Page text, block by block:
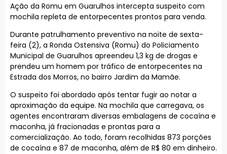
Ação da Romu em Guarulhos intercepta suspeito com
mochila repleta de entorpecentes prontos para venda.
Durante patrulhamento preventivo na noite de sexta-
feira (2), a Ronda Ostensiva (Romu) do Policiamento
Municipal de Guarulhos apreendeu 1,3 kg de drogas e
prendeu um homem por tráfico de entorpecentes na
Estrada dos Morros, no bairro Jardim da Mamãe.
O suspeito foi abordado após tentar fugir ao notar a
aproximação da equipe. Na mochila que carregava, os
agentes encontraram diversas embalagens de cocaína e
maconha, já fracionadas e prontas para a
comercialização. Ao todo, foram recolhidas 873 porções
de cocaína e 87 de maconha, além de R$ 80 em dinheiro.